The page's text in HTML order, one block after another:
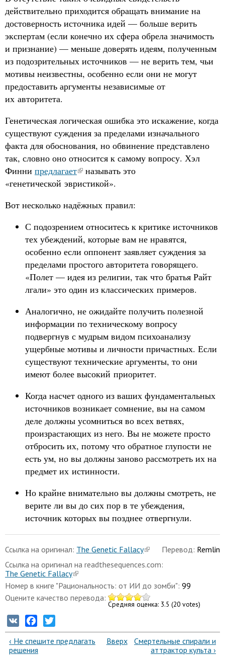
действительно приходится обращать внимание на
достоверность источника идей — больше верить
экспертам (если конечно их сфера обрела значимость
и признание) — меньше доверять идеям, полученным
из подозрительных источников — не верить тем, чьи
мотивы неизвестны, особенно если они не могут
предоставить аргументы независимые от
их авторитета.
Генетическая логическая ошибка это искажение, когда
существуют суждения за пределами изначального
факта для обоснования, но обвинение представлено
так, словно оно относится к самому вопросу. Хэл
Финни предлагает
называть это
«генетической эвристикой».
Вот несколько надёжных правил:
С подозрением относитесь к критике источников
тех убеждений, которые вам не нравятся,
особенно если оппонент заявляет суждения за
пределами простого авторитета говорящего.
«Полет — идея из религии, так что братья Райт
лгали» это один из классических примеров.
Аналогично, не ожидайте получить полезной
информации по техническому вопросу
подвергнув с мудрым видом психоанализу
ущербные мотивы и личности причастных. Если
существуют технические аргументы, то они
имеют более высокий приоритет.
Когда насчет одного из ваших фундаментальных
источников возникает сомнение, вы на самом
деле должны усомниться во всех ветвях,
произрастающих из него. Вы не можете просто
отбросить их, потому что обратное глупости не
есть ум, но вы должны заново рассмотреть их на
предмет их истинности.
Но крайне внимательно вы должны смотреть, не
верите ли вы до сих пор в те убеждения,
источник которых вы позднее отвергнули.
Перевод: Remlin
Ссылка на оригинал: The Genetic Fallacy
Ссылка на оригинал на readthesequences.com:
The Genetic Fallacy
Номер в книге "Рациональность: от ИИ до зомби": 99
Оцените качество перевода:
Средняя оценка: 3.5 (20 votes)
VK Facebook
‹ Не спешите предлагать
решения
Вверх
Смертельные спирали и
аттрактор культа ›